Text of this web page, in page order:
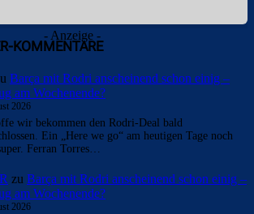
- Anzeige -
KOMMENTARE
Barça mit Rodri anscheinend schon einig –
am Wochenende?
2026
wir bekommen den Rodri-Deal bald
Ein „Here we go“ am heutigen Tage noch
Ferran Torres…
zu Barça mit Rodri anscheinend schon einig –
am Wochenende?
2026